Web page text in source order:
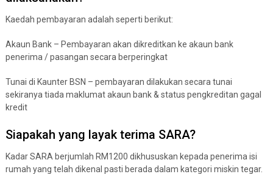
Kaedah pembayaran adalah seperti berikut:
Akaun Bank – Pembayaran akan dikreditkan ke akaun bank
penerima / pasangan secara berperingkat
Tunai di Kaunter BSN – pembayaran dilakukan secara tunai
sekiranya tiada maklumat akaun bank & status pengkreditan gagal
kredit
Siapakah yang layak terima SARA?
Kadar SARA berjumlah RM1200 dikhususkan kepada penerima isi
rumah yang telah dikenal pasti berada dalam kategori miskin tegar.